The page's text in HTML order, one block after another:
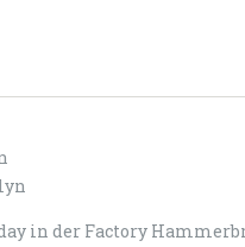
in der Factory